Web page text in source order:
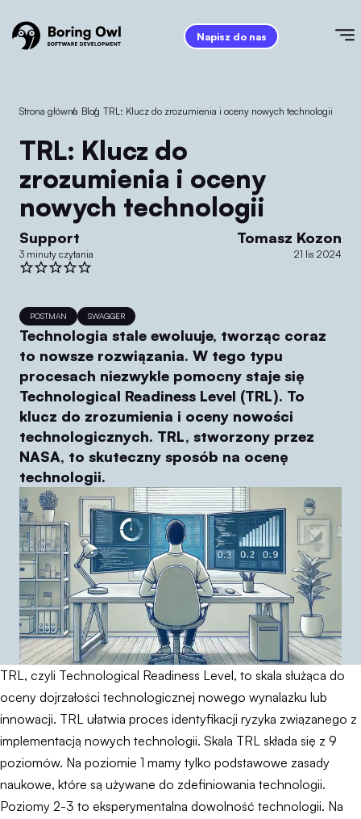
Napisz do nas
Strona główna
/ Blog
/ TRL: Klucz do zrozumienia i oceny nowych technologii
TRL: Klucz do
zrozumienia i oceny
nowych technologii
Support
3 minuty czytania
Tomasz Kozon
21 lis 2024
POSTMAN SWAGGER
Technologia stale ewoluuje, tworząc coraz
to nowsze rozwiązania. W tego typu
procesach niezwykle pomocny staje się
Technological Readiness Level (TRL). To
klucz do zrozumienia i oceny nowości
technologicznych. TRL, stworzony przez
NASA, to skuteczny sposób na ocenę
technologii.
TRL, czyli Technological Readiness Level, to skala służąca do
oceny dojrzałości technologicznej nowego wynalazku lub
innowacji. TRL ułatwia proces identyfikacji ryzyka związanego z
implementacją nowych technologii. Skala TRL składa się z 9
poziomów. Na poziomie 1 mamy tylko podstawowe zasady
naukowe, które są używane do zdefiniowania technologii.
Poziomy 2-3 to eksperymentalna dowolność technologii. Na